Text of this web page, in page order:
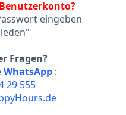
eingeben
Fragen?
WhatsApp:
29 555